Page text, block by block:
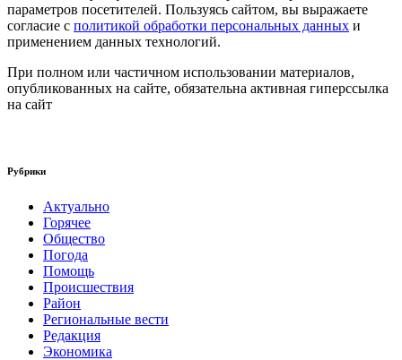
параметров посетителей. Пользуясь сайтом, вы выражаете
согласие с политикой обработки персональных данных и
применением данных технологий.
При полном или частичном использовании материалов,
опубликованных на сайте, обязательна активная гиперссылка
на сайт
Рубрики
Актуально
Горячее
Общество
Погода
Помощь
Происшествия
Район
Региональные вести
Редакция
Экономика